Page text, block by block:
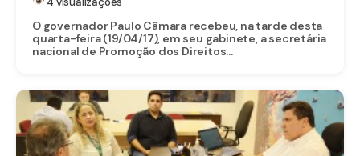
O governador Paulo Câmara recebeu, na tarde desta
quarta-feira (19/04/17), em seu gabinete, a secretária
nacional de Promoção dos Direitos...